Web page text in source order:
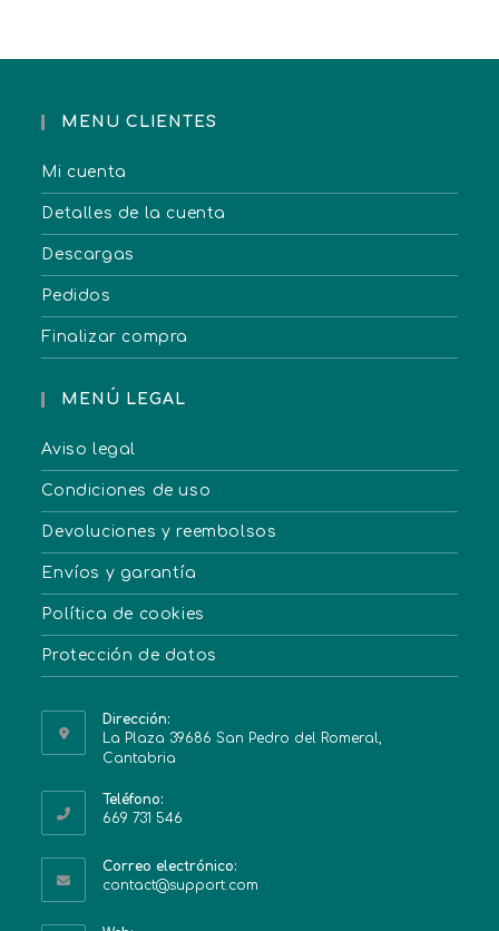
MENU CLIENTES
Mi cuenta
Detalles de la cuenta
Descargas
Pedidos
Finalizar compra
MENÚ LEGAL
Aviso legal
Condiciones de uso
Devoluciones y reembolsos
Envíos y garantía
Política de cookies
Protección de datos
Dirección:
La Plaza 39686 San Pedro del Romeral,
Cantabria
Teléfono:
669 731 546
Correo electrónico:
contact@support.com